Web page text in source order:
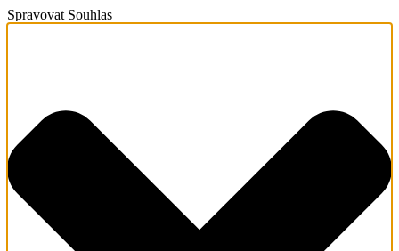
Spravovat Souhlas